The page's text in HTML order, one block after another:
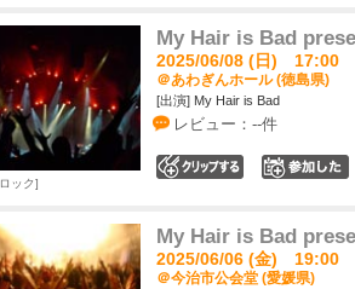
My Hair is Bad
2025/06/08 (日) 17:00
＠あわぎんホール (徳島県)
[出演] My Hair is Bad
レビュー：--件
ロック
My Hair is Bad
2025/06/06 (金) 19:00
＠今治市公会堂 (愛媛県)